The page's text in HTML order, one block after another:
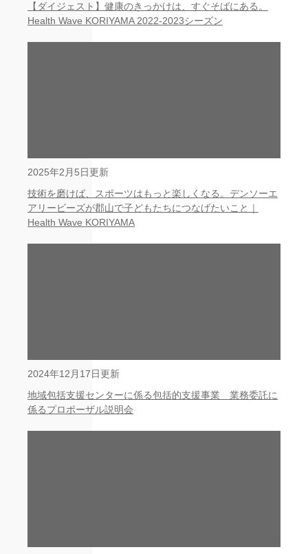
【ダイジェスト】健康のきっかけは、すぐそばにある。
Health Wave KORIYAMA 2022-2023シーズン
2025年2月5日更新
技術を磨けば、スポーツはもっと楽しくなる。デンソーエ
アリービーズが郡山で子どもたちにつなげたいこと｜
Health Wave KORIYAMA
2024年12月17日更新
地域包括支援センターに係る包括的支援事業 業務委託に
係るプロポーザル説明会